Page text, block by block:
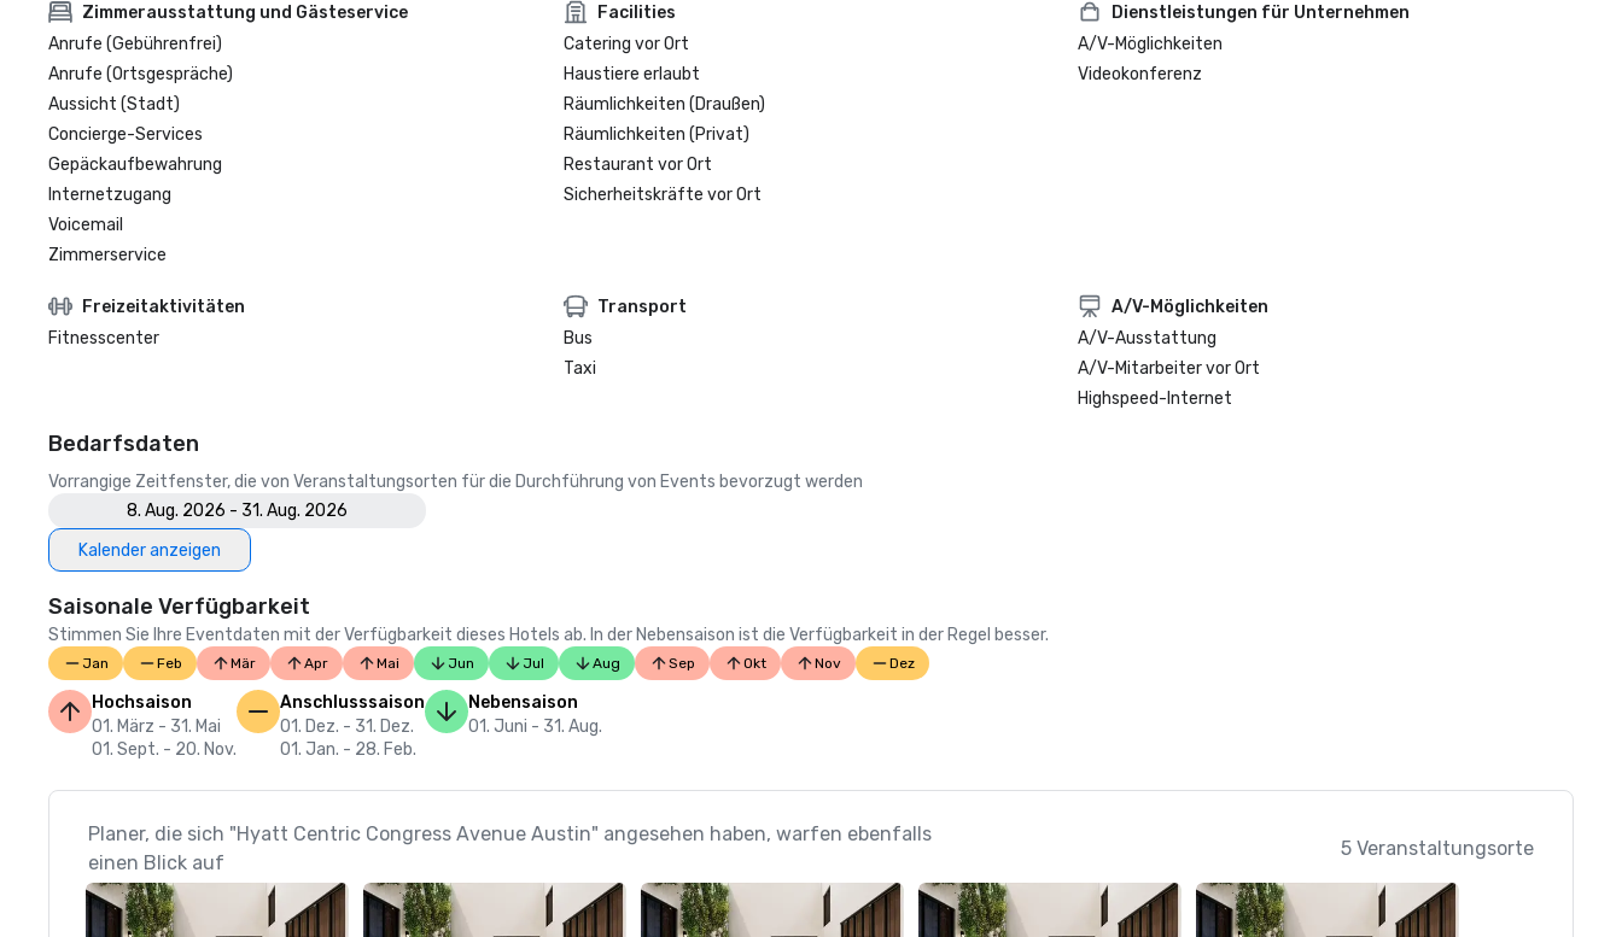
Zimmerausstattung und Gästeservice
Anrufe (Gebührenfrei)
Anrufe (Ortsgespräche)
Aussicht (Stadt)
Concierge-Services
Gepäckaufbewahrung
Internetzugang
Voicemail
Zimmerservice
Facilities
Catering vor Ort
Haustiere erlaubt
Räumlichkeiten (Draußen)
Räumlichkeiten (Privat)
Restaurant vor Ort
Sicherheitskräfte vor Ort
Dienstleistungen für Unternehmen
A/V-Möglichkeiten
Videokonferenz
Freizeitaktivitäten
Fitnesscenter
Transport
Bus
Taxi
A/V-Möglichkeiten
A/V-Ausstattung
A/V-Mitarbeiter vor Ort
Highspeed-Internet
Bedarfsdaten
Vorrangige Zeitfenster, die von Veranstaltungsorten für die Durchführung von Events bevorzugt werden
8. Aug. 2026 - 31. Aug. 2026
Kalender anzeigen
Saisonale Verfügbarkeit
Stimmen Sie Ihre Eventdaten mit der Verfügbarkeit dieses Hotels ab. In der Nebensaison ist die Verfügbarkeit in der Regel besser.
Jan Feb Mär Apr Mai Jun Jul Aug Sep Okt Nov Dez
Hochsaison
01. März - 31. Mai
01. Sept. - 20. Nov.
Anschlusssaison
01. Dez. - 31. Dez.
01. Jan. - 28. Feb.
Nebensaison
01. Juni - 31. Aug.
Planer, die sich "Hyatt Centric Congress Avenue Austin" angesehen haben, warfen ebenfalls
einen Blick auf
5 Veranstaltungsorte